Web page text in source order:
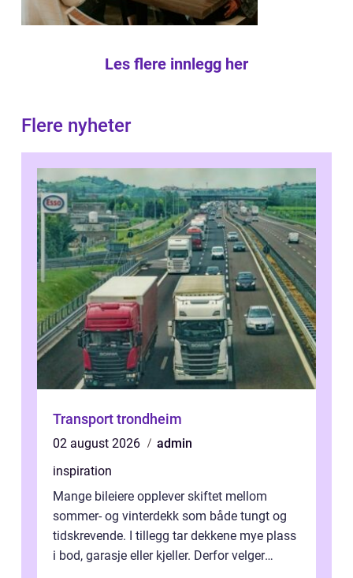
Les flere innlegg her
Flere nyheter
Transport trondheim
02 august 2026
admin
inspiration
Mange bileiere opplever skiftet mellom
sommer- og vinterdekk som både tungt og
tidskrevende. I tillegg tar dekkene mye plass
i bod, garasje eller kjeller. Derfor velger